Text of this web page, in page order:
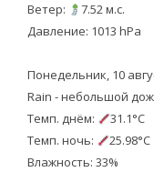
Ветер:
7.52 м.с.
Давление: 1013 hPa
Понедельник, 10
Rain - небольшой
Темп. днём:
31.1°C
Темп. ночь:
25.98°C
Влажность: 33%